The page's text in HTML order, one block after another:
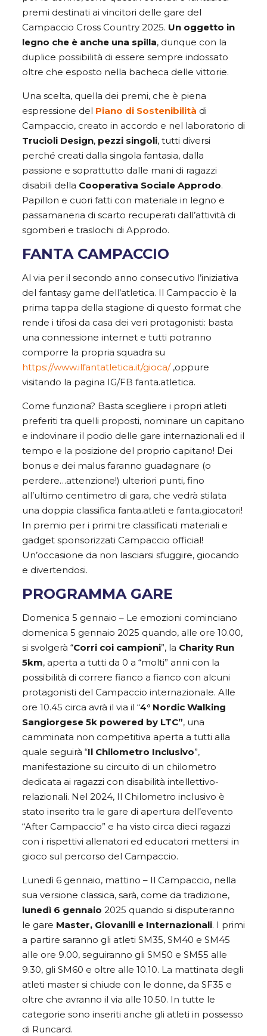
premi destinati ai vincitori delle gare del
Campaccio Cross Country 2025. Un oggetto in
legno che è anche una spilla, dunque con la
duplice possibilità di essere sempre indossato
oltre che esposto nella bacheca delle vittorie.
Una scelta, quella dei premi, che è piena
espressione del Piano di Sostenibilità di
Campaccio, creato in accordo e nel laboratorio di
Trucioli Design, pezzi singoli, tutti diversi
perché creati dalla singola fantasia, dalla
passione e soprattutto dalle mani di ragazzi
disabili della Cooperativa Sociale Approdo.
Papillon e cuori fatti con materiale in legno e
passamaneria di scarto recuperati dall’attività di
sgomberi e traslochi di Approdo.
FANTA CAMPACCIO
Al via per il secondo anno consecutivo l’iniziativa
del fantasy game dell’atletica. Il Campaccio è la
prima tappa della stagione di questo format che
rende i tifosi da casa dei veri protagonisti: basta
una connessione internet e tutti potranno
comporre la propria squadra su
https://www.ilfantatletica.it/gioca/,oppure
visitando la pagina IG/FB fanta.atletica.
Come funziona? Basta scegliere i propri atleti
preferiti tra quelli proposti, nominare un capitano
e indovinare il podio delle gare internazionali ed il
tempo e la posizione del proprio capitano! Dei
bonus e dei malus faranno guadagnare (o
perdere…attenzione!) ulteriori punti, fino
all’ultimo centimetro di gara, che vedrà stilata
una doppia classifica fanta.atleti e fanta.giocatori!
In premio per i primi tre classificati materiali e
gadget sponsorizzati Campaccio official!
Un’occasione da non lasciarsi sfuggire, giocando
e divertendosi.
PROGRAMMA GARE
Domenica 5 gennaio – Le emozioni cominciano
domenica 5 gennaio 2025 quando, alle ore 10.00,
si svolgerà “Corri coi campioni”, la Charity Run
5km, aperta a tutti da 0 a “molti” anni con la
possibilità di correre fianco a fianco con alcuni
protagonisti del Campaccio internazionale. Alle
ore 10.45 circa avrà il via il “4° Nordic Walking
Sangiorgese 5k powered by LTC”, una
camminata non competitiva aperta a tutti alla
quale seguirà “Il Chilometro Inclusivo”,
manifestazione su circuito di un chilometro
dedicata ai ragazzi con disabilità intellettivo-
relazionali. Nel 2024, Il Chilometro inclusivo è
stato inserito tra le gare di apertura dell’evento
“After Campaccio” e ha visto circa dieci ragazzi
con i rispettivi allenatori ed educatori mettersi in
gioco sul percorso del Campaccio.
Lunedì 6 gennaio, mattino – Il Campaccio, nella
sua versione classica, sarà, come da tradizione,
lunedì 6 gennaio 2025 quando si disputeranno
le gare Master, Giovanili e Internazionali. I primi
a partire saranno gli atleti SM35, SM40 e SM45
alle ore 9.00, seguiranno gli SM50 e SM55 alle
9.30, gli SM60 e oltre alle 10.10. La mattinata degli
atleti master si chiude con le donne, da SF35 e
oltre che avranno il via alle 10.50. In tutte le
categorie sono inseriti anche gli atleti in possesso
di Runcard.